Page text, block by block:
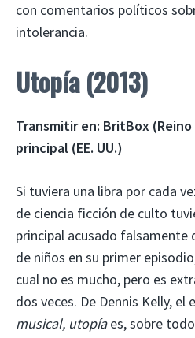
con comentarios políticos
intolerancia.
Utopía (2013)
Transmitir en: BritBox (Reino
principal (EE. UU.)
Si tuviera una libra por cada
de ciencia ficción de culto
principal acusado falsamente
de niños en su primer
cual no es mucho, pero es
dos veces. De Dennis Kelly, el
musical, utopíaes, sobre